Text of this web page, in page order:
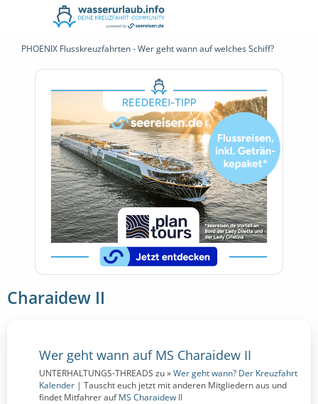
PHOENIX Flusskreuzfahrten - Wer geht wann auf welches Schiff?
Charaidew II
Wer geht wann auf MS Charaidew II
UNTERHALTUNGS-THREADS zu »Wer geht wann? Der Kreuzfahrt
Kalender | Tauscht euch jetzt mit anderen Mitgliedern aus und
findet Mitfahrer aufMS Charaidew II